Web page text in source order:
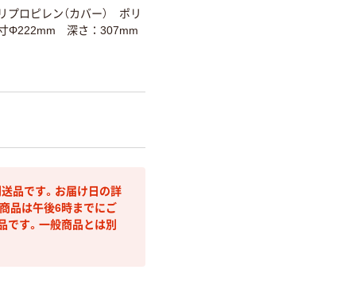
プロピレン（カバー） ポリ
Φ222mm 深さ：307mm
品です。お届け日の詳
品は午後6時までにご
す。一般商品とは別